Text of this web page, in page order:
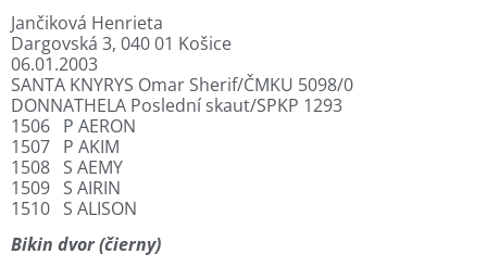
Jančiková Henrieta
Dargovská 3, 040 01 Košice
06.01.2003
SANTA KNYRYS Omar Sherif/ČMKU 5098/0
DONNATHELA Poslední skaut/SPKP 1293
1506 P AERON
1507 P AKIM
1508 S AEMY
1509 S AIRIN
1510 S ALISON
Bikin dvor (čierny)